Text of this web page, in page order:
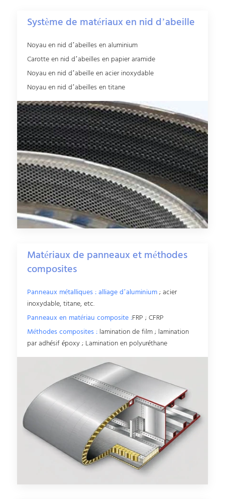
Système de matériaux en nid d’abeille
Noyau en nid d’abeilles en aluminium
Carotte en nid d’abeilles en papier aramide
Noyau en nid d’abeille en acier inoxydable
Noyau en nid d’abeilles en titane
Matériaux de panneaux et méthodes
composites
Panneaux métalliques : alliage d’aluminium; acier
inoxydable, titane, etc.
Panneaux en matériau composite :FRP ; CFRP
Méthodes composites : lamination de film ; lamination
par adhésif époxy ; Lamination en polyuréthane